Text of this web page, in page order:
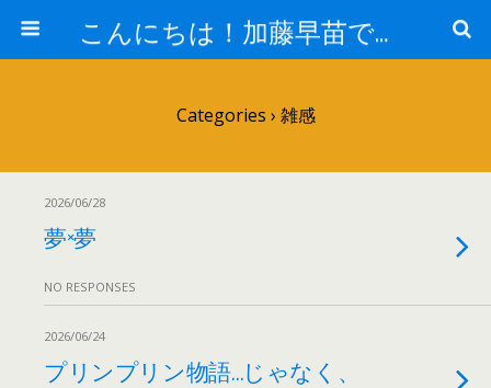
こんにちは！加藤早苗です。
Categories › 雑感
2026/06/28
夢×夢
NO RESPONSES
2026/06/24
プリンプリン物語…じゃなく、